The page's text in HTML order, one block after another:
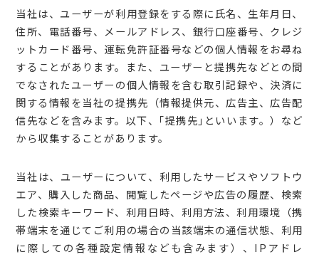
当社は、ユーザーが利用登録をする際に氏名、生年月日、
住所、電話番号、メールアドレス、銀行口座番号、クレジ
ットカード番号、運転免許証番号などの個人情報をお尋ね
することがあります。また、ユーザーと提携先などとの間
でなされたユーザーの個人情報を含む取引記録や、決済に
関する情報を当社の提携先（情報提供元、広告主、広告配
信先などを含みます。以下、｢提携先｣といいます。）など
から収集することがあります。
当社は、ユーザーについて、利用したサービスやソフトウ
エア、購入した商品、閲覧したページや広告の履歴、検索
した検索キーワード、利用日時、利用方法、利用環境（携
帯端末を通じてご利用の場合の当該端末の通信状態、利用
に際しての各種設定情報なども含みます）、IPアドレ